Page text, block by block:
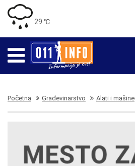
29 ℃
Početna Građevinarstvo Alati i mašine